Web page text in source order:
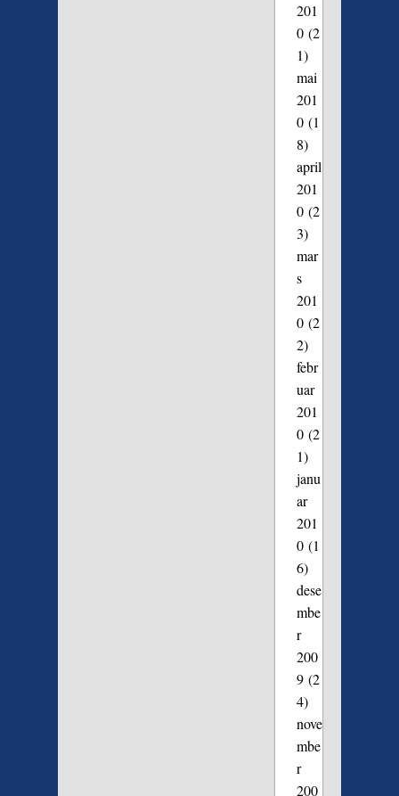
201
0(2
1)
mai
201
0(1
8)
april
201
0(2
3)
mar
s
201
0(2
2)
febr
uar
201
0(2
1)
janu
ar
201
0(1
6)
dese
mbe
r
200
9(2
4)
nove
mbe
r
200